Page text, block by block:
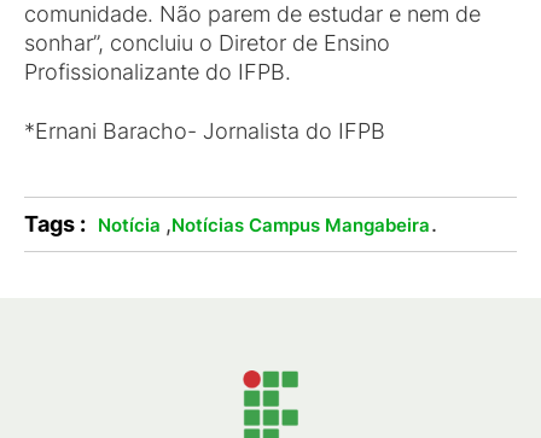
comunidade. Não parem de estudar e nem de
sonhar”, concluiu o Diretor de Ensino
Profissionalizante do IFPB.
*Ernani Baracho- Jornalista do IFPB
Tags : Notícia ,Notícias Campus Mangabeira.